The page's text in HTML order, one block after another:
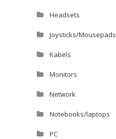
Headsets
Joysticks/Mousepads
Kabels
Monitors
Network
Notebooks/laptops
PC